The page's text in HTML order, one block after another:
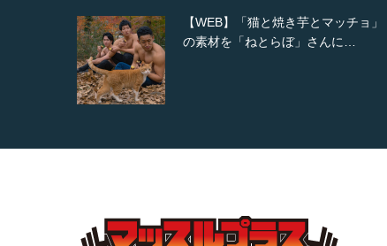
【YouTube】マッチョフリー素材メン
バーがギネス世界記録…